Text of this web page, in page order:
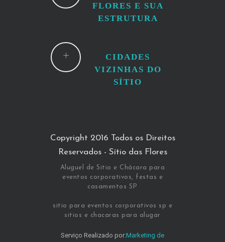
FLORES E SUA
ESTRUTURA
CIDADES
VIZINHAS DO
SÍTIO
Copyright 2016 Todos os Direitos
Reservados - Sítio das Flores
Aluguel de Sitio e Chácara para
eventos corporativos, festas e
casamentos SP
sitio para eventos corporativos sp e
sitios e chacaras para alugar
Serviço Realizado por:Marketing de